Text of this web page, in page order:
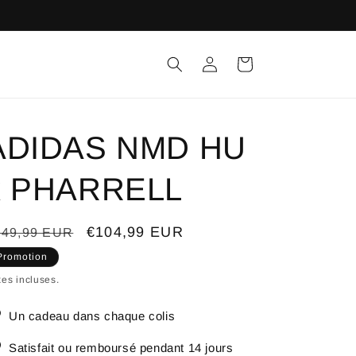
ConnexionPanier
NMD HU
PHARRELL
EUR
Prix
€104,99 EUR
incluses.
Un cadeau dans chaque colis
Satisfait ou remboursé pendant 14 jours